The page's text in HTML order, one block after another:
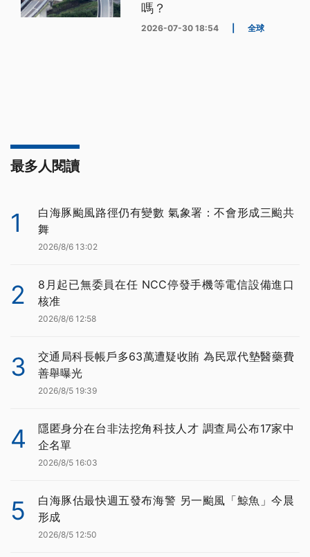
嗎？
2026-07-30 18:54 全球
最多人閱讀
1
白海豚颱風路徑仍有變數 氣象署：不會形成三颱共
舞
2026/8/6 13:02
2
8月起已無委員在任 NCC停發手機等電信設備進口
核准
2026/8/6 12:58
3
交通局科長帳戶多63萬遭疑收賄 為民眾代墊醫藥費
善舉曝光
2026/8/5 19:39
4
隱匿身分在台非法挖角科技人才 調查局公布17家中
企名單
2026/8/5 16:03
5
白海豚估最快週五發布海警 另一颱風「鯨魚」今晨
形成
2026/8/5 12:50